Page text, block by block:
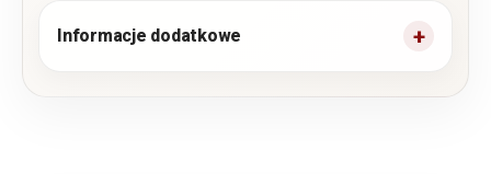
Informacje dodatkowe